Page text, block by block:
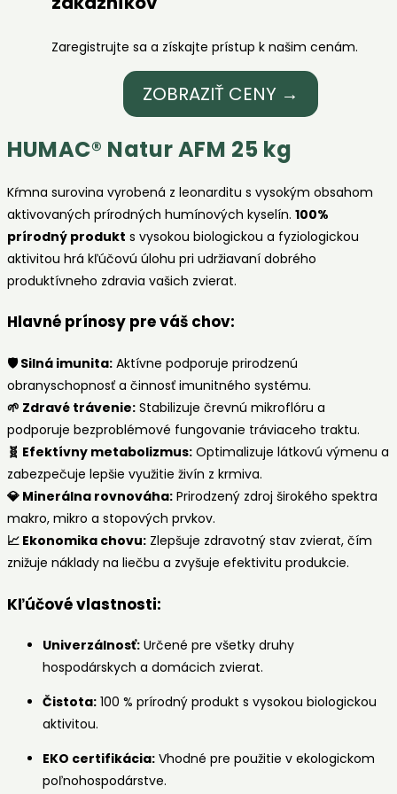
Zaregistrujte sa a získajte prístup k našim cenám.
ZOBRAZIŤ CENY →
HUMAC® Natur AFM 25 kg
Kŕmna surovina vyrobená z leonarditu s vysokým obsahom
aktivovaných prírodných humínových kyselín. 100%
prírodný produkt s vysokou biologickou a fyziologickou
aktivitou hrá kľúčovú úlohu pri udržiavaní dobrého
produktívneho zdravia vašich zvierat.
Hlavné prínosy pre váš chov:
🛡️ Silná imunita: Aktívne podporuje prirodzenú
obranyschopnosť a činnosť imunitného systému.
🌱 Zdravé trávenie: Stabilizuje črevnú mikroflóru a
podporuje bezproblémové fungovanie tráviaceho traktu.
🧬 Efektívny metabolizmus: Optimalizuje látkovú výmenu a
zabezpečuje lepšie využitie živín z krmiva.
💎 Minerálna rovnováha: Prirodzený zdroj širokého spektra
makro, mikro a stopových prvkov.
📈 Ekonomika chovu: Zlepšuje zdravotný stav zvierat, čím
znižuje náklady na liečbu a zvyšuje efektivitu produkcie.
Kľúčové vlastnosti:
Univerzálnosť: Určené pre všetky druhy
hospodárskych a domácich zvierat.
Čistota: 100 % prírodný produkt s vysokou biologickou
aktivitou.
EKO certifikácia: Vhodné pre použitie v ekologickom
poľnohospodárstve.